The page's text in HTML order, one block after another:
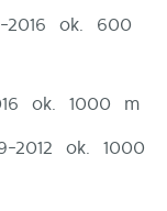
2016 ok. 600
ok. 1000 m
2012 ok. 1000
informacji
nam na ocenę
ich
Ci